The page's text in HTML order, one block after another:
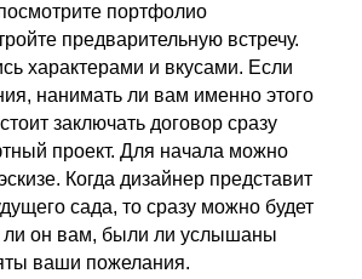
портфолио
предварительную встречу.
характерами и вкусами. Если
нанимать ли вам именно этого
заключать договор сразу
проект. Для начала можно
Когда дизайнер представит
сада, то сразу можно будет
ли он вам, были ли услышаны
ваши пожелания.